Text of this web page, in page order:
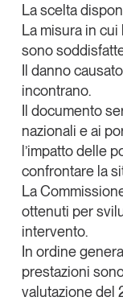
Un anno di
Tendenze
Leggi il magazine
Tendenze è il
modo
consumo e
consumatori
La scelta
La misurain cui
sono
Il danno
incontrano.
Il documento
nazionali e ai
l’impatto delle
confrontare la
La
ottenuti per
intervento.
In ordine
prestazioni
valutazione del